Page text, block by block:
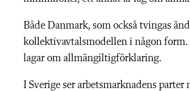
Både Danmark, som också tvingas
kollektivavtalsmodellen i någon
lagar om allmängiltigförklaring.
I Sverige ser arbetsmarknadens